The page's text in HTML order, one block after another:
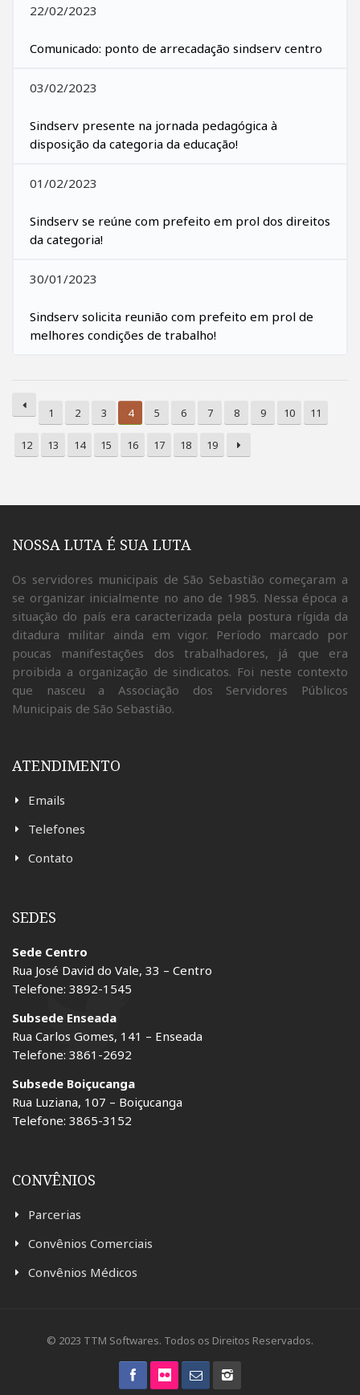
22/02/2023
Comunicado: ponto de arrecadação sindserv centro
03/02/2023
Sindserv presente na jornada pedagógica à
disposição da categoria da educação!
01/02/2023
Sindserv se reúne com prefeito em prol dos direitos
da categoria!
30/01/2023
Sindserv solicita reunião com prefeito em prol de
melhores condições de trabalho!
1 2 3 4 5 6 7 8 9 10 11
12 13 14 15 16 17 18 19
NOSSA LUTA É SUA LUTA
Os servidores municipais de São Sebastião começaram a
se organizar inicialmente no ano de 1985. Nessa época a
situação do país era caracterizada pela postura rígida da
ditadura militar ainda em vigor. Período marcado por
poucas manifestações dos trabalhadores, já que era
proibida a organização de sindicatos. Foi neste contexto
que nasceu a Associação dos Servidores Públicos
Municipais de São Sebastião.
ATENDIMENTO
Emails
Telefones
Contato
SEDES
Sede Centro
Rua José David do Vale, 33 – Centro
Telefone: 3892-1545
Subsede Enseada
Rua Carlos Gomes, 141 – Enseada
Telefone: 3861-2692
Subsede Boiçucanga
Rua Luziana, 107 – Boiçucanga
Telefone: 3865-3152
CONVÊNIOS
Parcerias
Convênios Comerciais
Convênios Médicos
© 2023 TTM Softwares. Todos os Direitos Reservados.